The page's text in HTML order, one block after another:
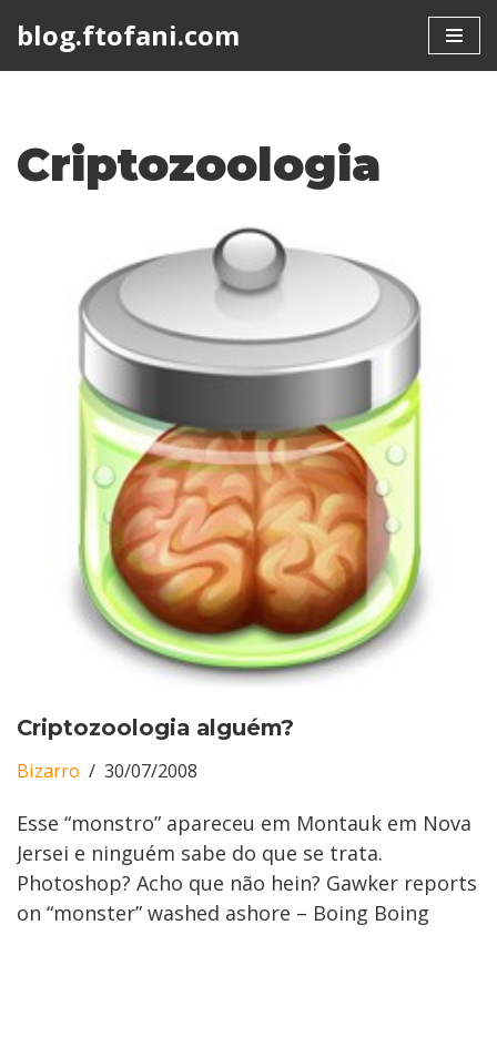
blog.ftofani.com
Criptozoologia
Criptozoologia alguém?
Bizarro 30/07/2008
Esse “monstro” apareceu em Montauk em Nova
Jersei e ninguém sabe do que se trata.
Photoshop? Acho que não hein? Gawker reports
on “monster” washed ashore – Boing Boing